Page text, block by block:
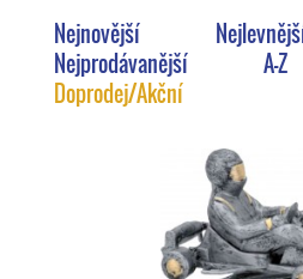
Nejnovější
Nejprodávanější
A-Z
Doprodej/Akční